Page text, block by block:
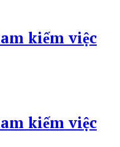
kiếm việc
kiếm việc